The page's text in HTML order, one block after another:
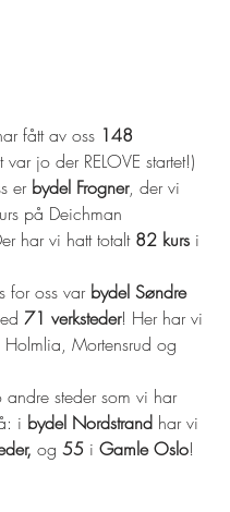
fått av oss 148
var jo der RELOVE startet!)
er bydel Frogner, der vi
på Deichman
har vi hatt totalt 82 kurs i
for oss var bydel Søndre
71 verksteder! Her har vi
Mortensrud og
andre steder som vi har
i bydel Nordstrand har vi
og 55 i Gamle Oslo!